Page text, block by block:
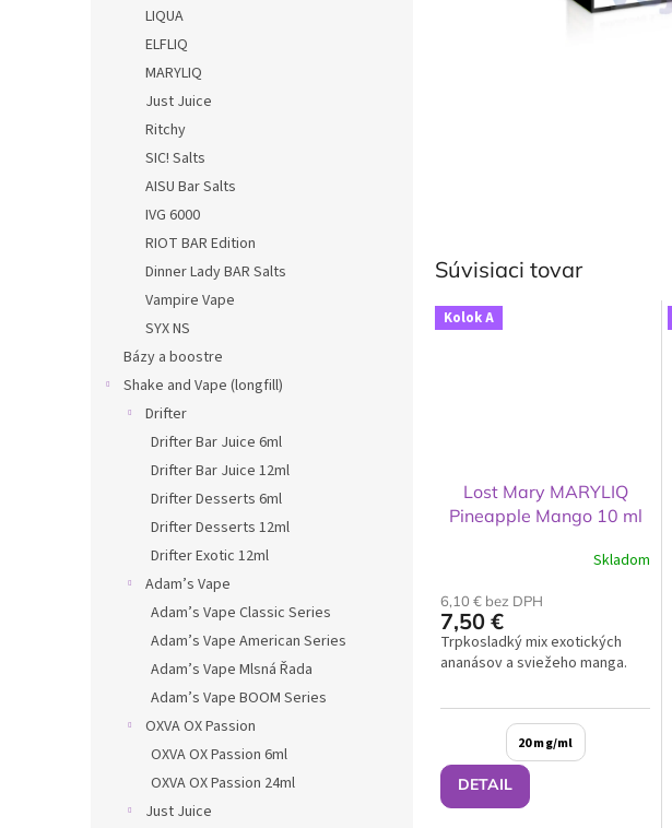
LIQUA
ELFLIQ
MARYLIQ
Just Juice
Ritchy
SIC! Salts
AISU Bar Salts
IVG 6000
RIOT BAR Edition
Dinner Lady BAR Salts
Vampire Vape
SYX NS
Bázy a boostre
Shake and Vape (longfill)
Drifter
Drifter Bar Juice 6ml
Drifter Bar Juice 12ml
Drifter Desserts 6ml
Drifter Desserts 12ml
Drifter Exotic 12ml
Adam’s Vape
Adam’s Vape Classic Series
Adam’s Vape American Series
Adam’s Vape Mlsná Řada
Adam’s Vape BOOM Series
OXVA OX Passion
OXVA OX Passion 6ml
OXVA OX Passion 24ml
Just Juice
Súvisiaci tovar
Kolok A
Lost Mary MARYLIQ
Pineapple Mango 10 ml
Skladom
6,10 € bez DPH
7,50 €
DETAIL
Trpkosladký mix exotických
ananásov a sviežeho manga.
20 mg/ml